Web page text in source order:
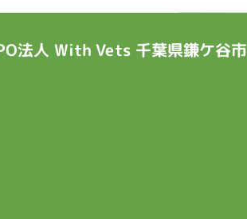
法人 With Vets 千葉県鎌ケ谷市